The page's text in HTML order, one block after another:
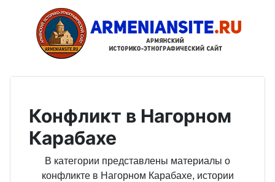
Конфликт в Нагорном
Карабахе
В категории представлены материалы о
конфликте в Нагорном Карабахе, истории